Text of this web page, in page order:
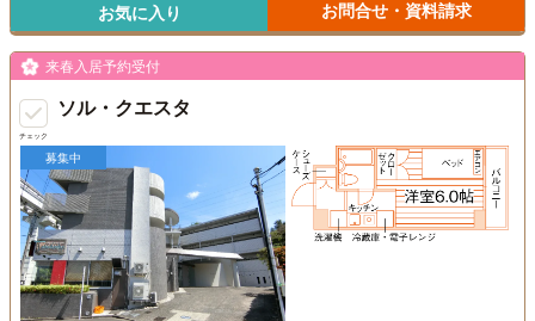
お気に入り お問合せ・資料請求
チェック
来春入居予約受付
ソル・クエスタ
募集中